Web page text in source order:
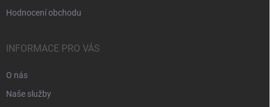
Hodnocení obchodu
INFORMACE PRO VÁS
O nás
Naše služby